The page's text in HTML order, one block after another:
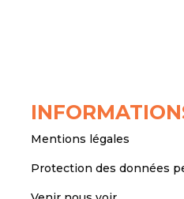
Mentions légales
Protection des données